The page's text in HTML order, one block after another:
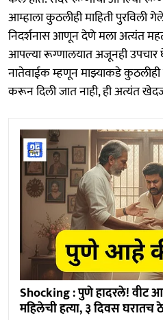
आम्हाला कुठलीही माहिती पुरविली
निदर्शनास आणून देणे मला अत्यंत
आपल्या रूग्णालयात अजूनही
नातेवाईक म्हणून माझ्याकडे कुठलीही
करून दिली जात नाही, ही अत्यंत
Shocking : पुणे हादरले! वीट
महिलेची हत्या, ३ दिवस घरातच